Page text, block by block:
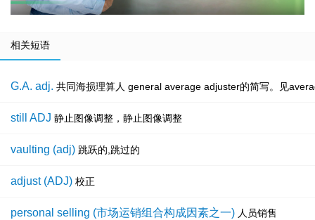
相关短语
G.A. adj. 共同海损理算人 general average adjuster的简写。见
still ADJ 静止图像调整，静止图像调整
vaulting (adj) 跳跃的,跳过的
adjust (ADJ) 校正
personal selling (市场运销组合构成因素之一) 人员销售